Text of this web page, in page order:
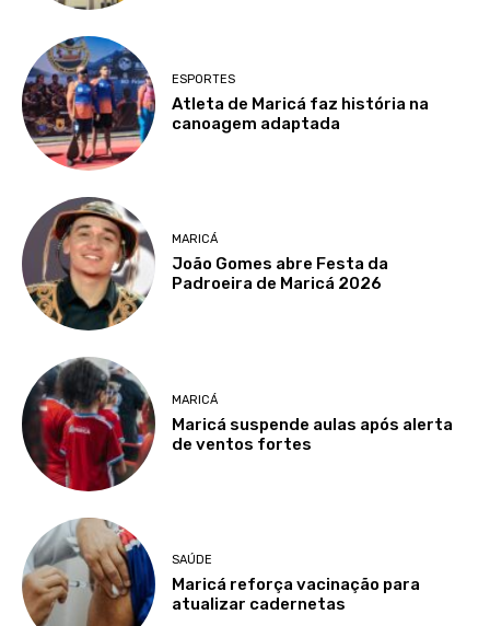
ESPORTES
Atleta de Maricá faz história na
canoagem adaptada
MARICÁ
João Gomes abre Festa da
Padroeira de Maricá 2026
MARICÁ
Maricá suspende aulas após alerta
de ventos fortes
SAÚDE
Maricá reforça vacinação para
atualizar cadernetas